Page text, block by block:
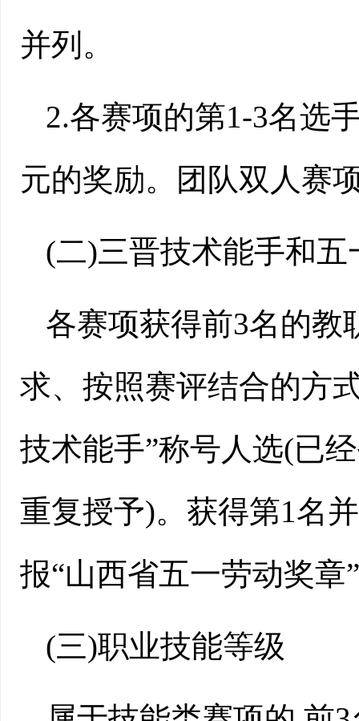
并列。
2.各赛项的第1-3名选
元的奖励。团队双人赛
(二)三晋技术能手和五
各赛项获得前3名的教
求、按照赛评结合的方
技术能手”称号人选(已
重复授予)。获得第1名
报“山西省五一劳动奖章
(三)职业技能等级